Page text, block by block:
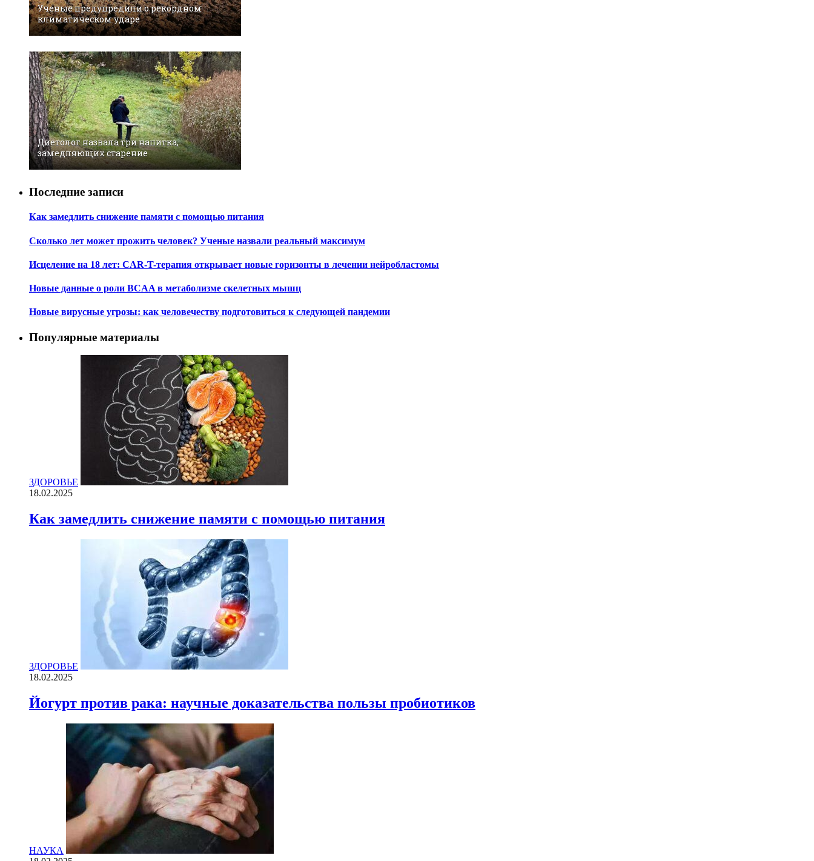
Ученые предупредили о рекордном
климатическом ударе
Диетолог назвала три напитка,
замедляющих старение
Последние записи
Как замедлить снижение памяти с помощью питания
Сколько лет может прожить человек? Ученые назвали реальный максимум
Исцеление на 18 лет: CAR-T-терапия открывает новые горизонты в лечении нейробластомы
Новые данные о роли BCAA в метаболизме скелетных мышц
Новые вирусные угрозы: как человечеству подготовиться к следующей пандемии
Популярные материалы
ЗДОРОВЬЕ
18.02.2025
Как замедлить снижение памяти с помощью питания
ЗДОРОВЬЕ
18.02.2025
Йогурт против рака: научные доказательства пользы пробиотиков
НАУКА